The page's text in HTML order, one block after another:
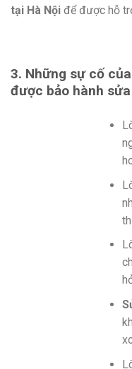
tại Hà Nội để được hỗ
3. Những sự cố
được bảo hành